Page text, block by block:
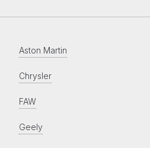
Aston Martin
Chrysler
FAW
Geely